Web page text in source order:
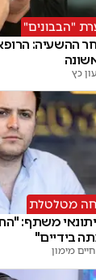
"הבבונים"
ההשעיה:
כץ
מטלטלת
משתף:
בידיים"
חיים מימון